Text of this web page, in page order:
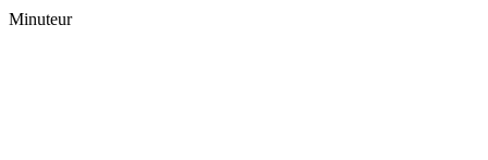
Minuteur